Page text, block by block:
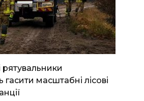
рятувальники
масштабні лісові